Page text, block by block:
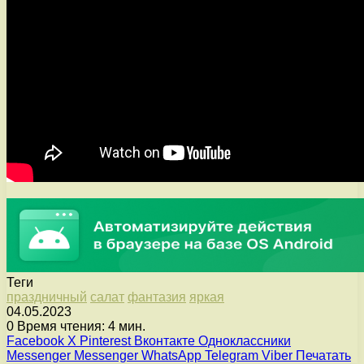
Теги
праздничный салат фантазия яркая
04.05.2023
0 Время чтения: 4 мин.
Facebook X Pinterest Вконтакте Одноклассники
Messenger Messenger WhatsApp Telegram Viber Печатать